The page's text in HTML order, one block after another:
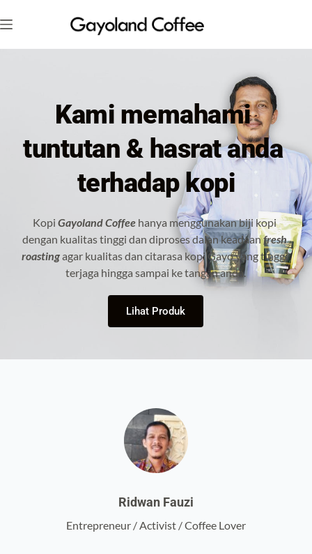
to
content
Kami memahami
tuntutan & hasrat anda
terhadap kopi
Kopi Gayoland Coffee hanya menggunakan biji kopi
dengan kualitas tinggi dan diproses dalan keadaan fresh
roasting agar kualitas dan citarasa kopi Gayo yang tinggi
terjaga hingga sampai ke tangan anda.
Lihat Produk
Ridwan Fauzi
Entrepreneur / Activist / Coffee Lover